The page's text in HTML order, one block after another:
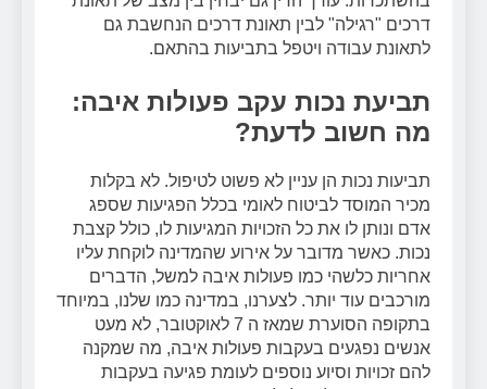
דרכים "רגילה" לבין תאונת דרכים הנחשבת גם
לתאונת עבודה ויטפל בתביעות בהתאם.
תביעת נכות עקב פעולות איבה:
מה חשוב לדעת?
תביעות נכות הן עניין לא פשוט לטיפול. לא בקלות
מכיר המוסד לביטוח לאומי בכלל הפגיעות שספג
אדם ונותן לו את כל הזכויות המגיעות לו, כולל קצבת
נכות. כאשר מדובר על אירוע שהמדינה לוקחת עליו
אחריות כלשהי כמו פעולות איבה למשל, הדברים
מורכבים עוד יותר. לצערנו, במדינה כמו שלנו, במיוחד
בתקופה הסוערת שמאז ה 7 לאוקטובר, לא מעט
אנשים נפגעים בעקבות פעולות איבה, מה שמקנה
להם זכויות וסיוע נוספים לעומת פגיעה בעקבות